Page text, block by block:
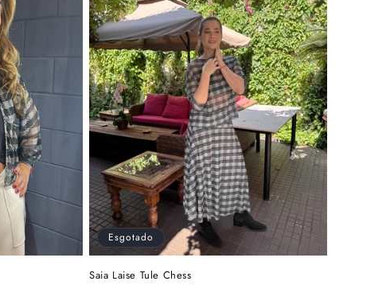
Esgotado
Saia Laise Tule Chess